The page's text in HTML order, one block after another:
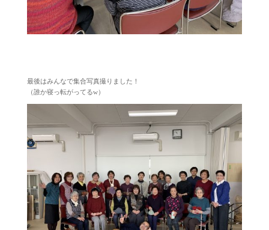
最後はみんなで集合写真撮りました！
（誰か寝っ転がってるw）